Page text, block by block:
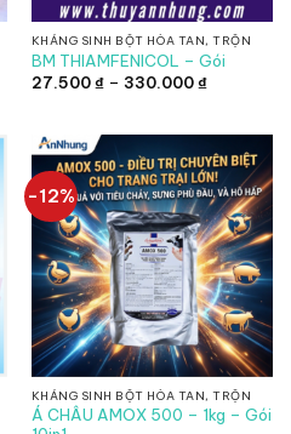
KHÁNG SINH BỘT HÒA TAN, TRỘN
BM THIAMFENICOL – Gói
27.500₫ – 330.000₫Khoảng
giá:
đến
330.000 ₫
-12%
KHÁNG SINH BỘT HÒA TAN, TRỘN
Á CHÂU AMOX 500 – 1kg – Gói